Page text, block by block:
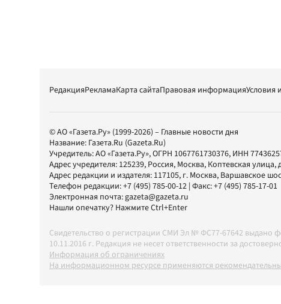
РедакцияРекламаКарта сайтаПравовая информацияУсловия
© АО «Газета.Ру» (1999-2026) – Главные новости дня
Название: Газета.Ru (Gazeta.Ru)
Учредитель:АО «Газета.Ру», ОГРН 1067761730376, ИНН
Адрес учредителя: 125239, Россия, Москва, Коптевская улица,
Адрес редакции и издателя: 117105, г. Москва, Варшавское
Телефон редакции:+7 (495) 785-00-12 | Факс:+7 (495) 785-17-01
Электронная почта:gazeta@gazeta.ru
Нашли опечатку? Нажмите Ctrl+Enter
Свидетельство о регистрации СМИ Эл № ФС77-67642 выдано
10.11.2016 г. Редакция не несет ответственности за
Информация об ограничениях
На информационном ресурсе применяются